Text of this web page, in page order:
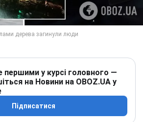
першими у курсі головного —
на Новини на OBOZ.UA у
Підписатися